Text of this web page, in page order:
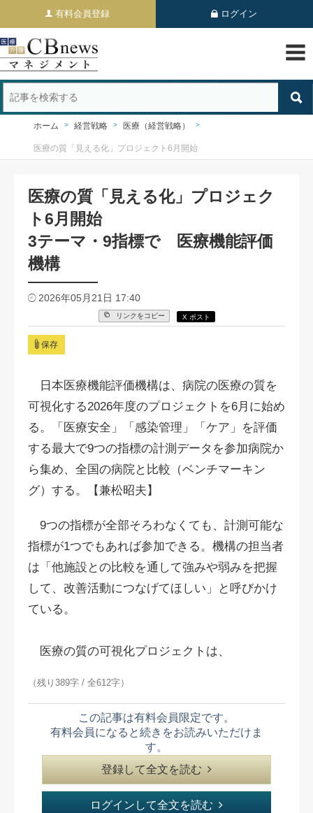
有料会員登録 ログイン
ホーム 経営戦略 医療（経営戦略）
医療の質「見える化」プロジェクト6月開始
医療の質「見える化」プロジェク
ト6月開始
3テーマ・9指標で 医療機能評価
機構
2026年05月21日 17:40
リンクをコピー X ポスト
保存
日本医療機能評価機構は、病院の医療の質を
可視化する2026年度のプロジェクトを6月に始め
る。「医療安全」「感染管理」「ケア」を評価
する最大で9つの指標の計測データを参加病院か
ら集め、全国の病院と比較（ベンチマーキン
グ）する。【兼松昭夫】
9つの指標が全部そろわなくても、計測可能な
指標が1つでもあれば参加できる。機構の担当者
は「他施設との比較を通して強みや弱みを把握
して、改善活動につなげてほしい」と呼びかけ
ている。
医療の質の可視化プロジェクトは、
（残り389字 / 全612字）
この記事は有料会員限定です。
有料会員になると続きをお読みいただけま
す。
登録して全文を読む
ログインして全文を読む